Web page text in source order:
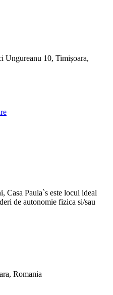
Ungureanu 10, Timișoara,
Casa Paula`s este locul ideal
de autonomie fizica si/sau
Romania